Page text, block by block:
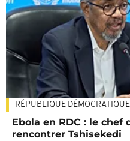
RÉPUBLIQUE
Ebola en RDC : le chef
rencontrer Tshisekedi